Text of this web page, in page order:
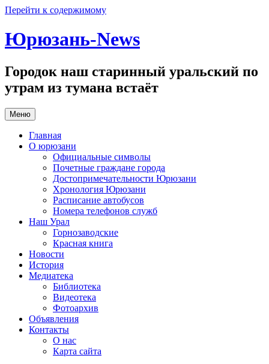
Перейти к содержимому
Юрюзань-News
Городок наш старинный уральский по
утрам из тумана встаёт
Меню
Главная
О юрюзани
Официальные символы
Почетные граждане города
Достопримечательности Юрюзани
Хронология Юрюзани
Расписание автобусов
Номера телефонов служб
Наш Урал
Горнозаводские
Красная книга
Новости
История
Медиатека
Библиотека
Видеотека
Фотоархив
Объявления
Контакты
О нас
Карта сайта